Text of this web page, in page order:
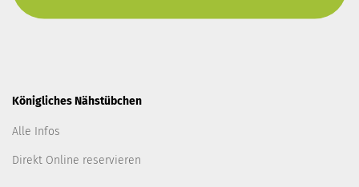
Königliches Nähstübchen
Alle Infos
Direkt Online reservieren